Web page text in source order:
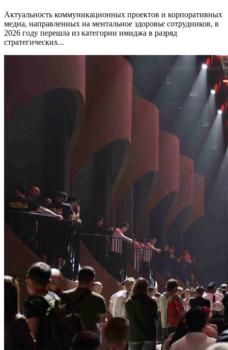
Актуальность коммуникационных проектов и корпоративных
медиа, направленных на ментальное здоровье сотрудников, в
2026 году перешла из категории имиджа в разряд
стратегических...